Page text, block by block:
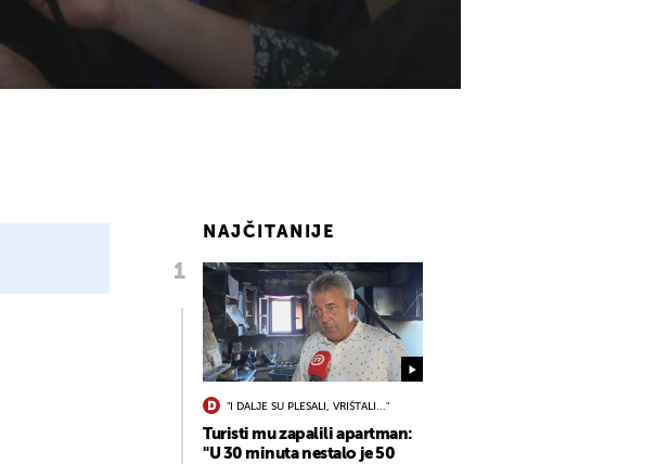
NAJČITANIJE
"I DALJE SU PLESALI, VRIŠTALI..."
Turisti mu zapalili apartman:
"U 30 minuta nestalo je 50